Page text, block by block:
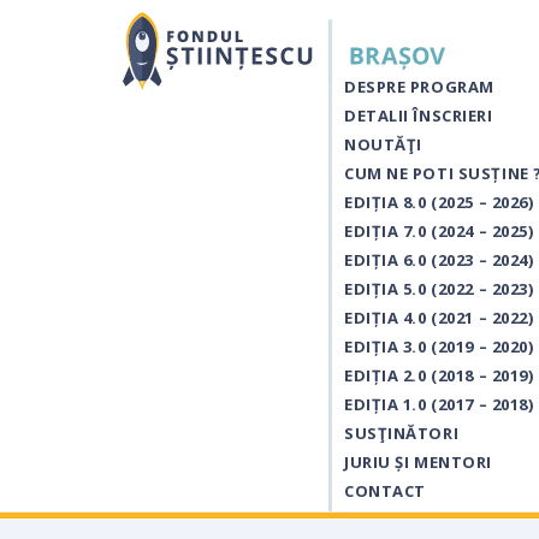
DESPRE PROGRAM
DETALII ÎNSCRIERI
NOUTĂŢI
CUM NE POTI SUSȚINE
EDIȚIA 8.0 (2025 – 2026)
EDIȚIA 7.0 (2024 – 2025)
EDIȚIA 6.0 (2023 – 2024)
EDIȚIA 5.0 (2022 – 2023)
EDIȚIA 4.0 (2021 – 2022)
EDIȚIA 3.0 (2019 – 2020)
EDIȚIA 2.0 (2018 – 2019)
EDIȚIA 1.0 (2017 – 2018)
SUSŢINĂTORI
JURIU ȘI MENTORI
CONTACT